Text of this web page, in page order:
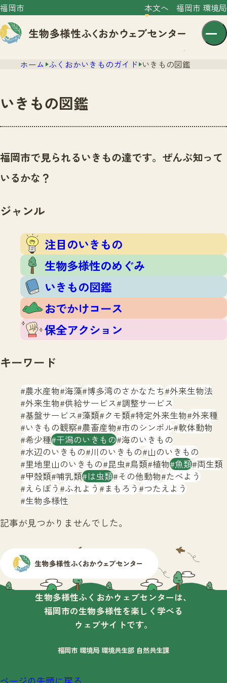
福岡市 本文へ 福岡市 環境局
文字サイズ 小 中 大
センター紹介
センター紹介TOP
サイトポリシー
ニュース
いきものガイド
注目のいきもの
生物多様性のめぐみ
いきもの図鑑
おでかけコース
保全アクション
イベント
いきもの調査隊
調査レポート
調査レポートTOP
調査結果
ふくおかいきものマップ
マッチング
マッチングTOP
掲載申し込みフォーム
お問合せ
生物多様性ふくおかウェブセンターとは
サイトマップ
ホーム ふくおかいきものガイド いきもの図鑑
いきもの図鑑
福岡市で見られるいきもの達です。ぜんぶ知って
いるかな？
ジャンル
注目のいきもの
生物多様性のめぐみ
いきもの図鑑
おでかけコース
保全アクション
キーワード
農水産物 海藻 博多湾のさかなたち 外来生物法
外来生物 供給サービス 調整サービス
基盤サービス 藻類 クモ類 特定外来生物 外来種
いきもの観察 農畜産物 市のシンボル 軟体動物
希少種 干潟のいきもの 海のいきもの
水辺のいきもの 川のいきもの 山のいきもの
里地里山のいきもの 昆虫 鳥類 植物 魚類 両生類
甲殻類 哺乳類 は虫類 その他動物 たべよう
えらぼう ふれよう まもろう つたえよう
生物多様性
記事が見つかりませんでした。
生物多様性ふくおかウェブセンターは、
福岡市の生物多様性を楽しく学べる
ウェブサイトです。
福岡市 環境局 環境共生部 自然共生課